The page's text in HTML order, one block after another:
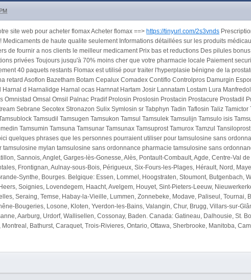
site web pour acheter flomax Acheter flomax ==> https://tinyurl.com/2s3vnds
de haute qualite seulement Informations détaillées sur les produits
de fournir a nos clients le meilleur medicament Prix bas et reductions Des pilules
privées Toujours jusqu'à 70% moins cher que votre pharmacie locale Paiement
40 paquets restants Flomax est utilisé pour traiter l'hyperplasie bénigne de la
retard Asoflon Bazetham Botam Cepalux Comadex Contiflo Controlpros Damurgin
d Harnalidge Harnal ocas Harnnat Hartam Josir Lannatam Lostam Lura
Omnistad Omsal Omsil Palnac Pradif Prolosin Proslosin Prostacin Prostacure Prostadil
Sebrane Secotex Stronazon Sulix Symlosin sr Tabphyn Tadin Taflosin Taliz Tamictor
Tamsudil Tamsugen Tamsukon Tamsul Tamsulek Tamsulijn Tamsulo isis
Tamsumin Tamsuna Tamsunar Tamsunax Tamsuprost Tamurox Tamzul
quelques phrases que les personnes pourraient utiliser pour tamsulosine sans
mylan tamsulosine sans ordonnance pharmacie tamsulosine sans
Sannois, Anglet, Garges-lès-Gonesse, Alès, Pontault-Combault, Agde, Centre-Val
Frontignan, Aulnay-sous-Bois, Périgueux, Six-Fours-les-Plages, Hérault, Nord,
Synthe, Bourges. Belgique: Essen, Lommel, Hoogstraten, Stoumont, Butgenbach,
Soignies, Lovendegem, Haacht, Avelgem, Houyet, Sint-Pieters-Leeuw,
Seraing, Temse, Habay-la-Vieille, Lummen, Zonnebeke, Modave, Paliseul,
Bougeries, Losone, Kloten, Yverdon-les-Bains, Valangin, Chur, Brugg, Villars-sur-
Aarburg, Urdorf, Wallisellen, Cossonay, Baden. Canada: Gatineau, Dalhousie, St.
Bathurst, Caraquet, Trois-Rivieres, Ontario, Ottawa, Sherbrooke, Manitoba,